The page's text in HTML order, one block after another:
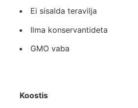
Ei sisalda teravilja
Ilma konservantideta
GMO vaba
Koostis